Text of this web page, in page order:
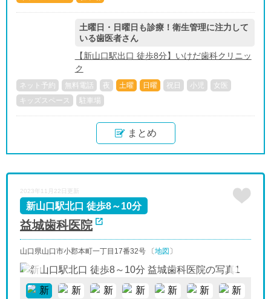
土曜日・日曜日も診療！衛生管理に注力して
いる歯医者さん
【新山口駅出口 徒歩8分】いけだ歯科クリニッ
ク
ネット予約 無料電話 夜 土曜 日曜 祝日 小児
女医
キッズスペース
駐車場
まとめ
2023年11月22日更新
益城歯科医院
新山口駅北口 徒歩8～10分
山口県山口市小郡本町一丁目17番32号 〔地図〕